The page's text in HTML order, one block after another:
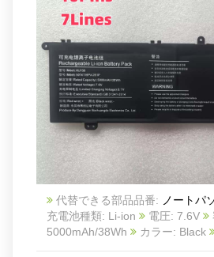
代替できる部品品番: ノートパ
充電池種類: Li-ion
電圧: 7.6V
5000mAh/38Wh
カラー: Black